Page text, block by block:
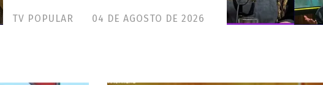
TV POPULAR 04 DE AGOSTO DE 2026